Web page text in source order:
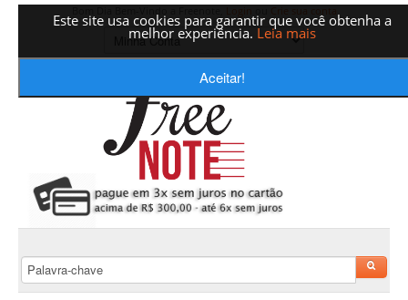
Este site usa cookies para garantir que você obtenha a
melhor experiência. Leia mais
Aceitar!